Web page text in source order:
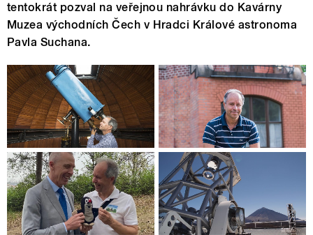
tentokrát pozval na veřejnou nahrávku do Kavárny
Muzea východních Čech v Hradci Králové astronoma
Pavla Suchana.